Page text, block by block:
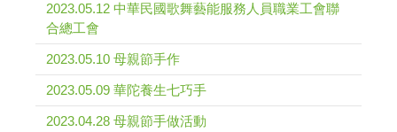
2023.05.12 中華民國歌舞藝能服務人員職業工會聯
合總工會
2023.05.10 母親節手作
2023.05.09 華陀養生七巧手
2023.04.28 母親節手做活動